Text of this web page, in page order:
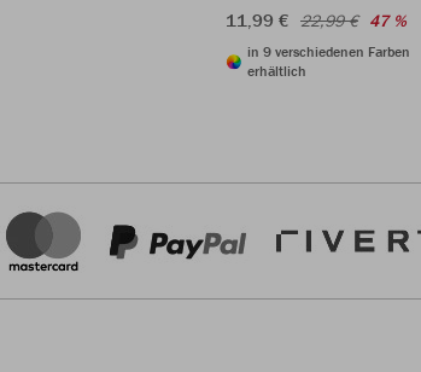
11,99 € 22,99 € 47 %
in 9 verschiedenen Farben
erhältlich